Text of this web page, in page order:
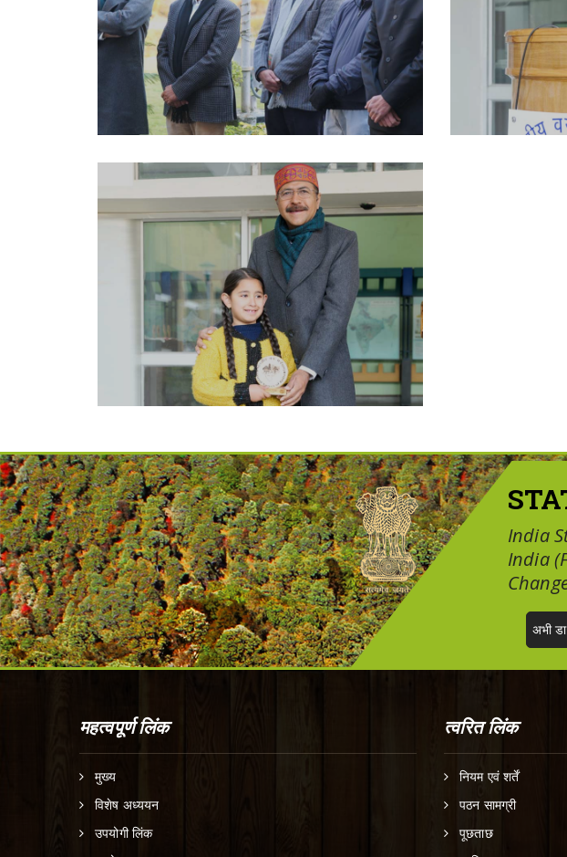
India
India
अभी
महत्वपूर्ण लिंक
मुख्य
विशेष अध्ययन
उपयोगी लिंक
त्वरित लिंक
नियम एवं शर्तें
पठन सामग्री
पूछताछ